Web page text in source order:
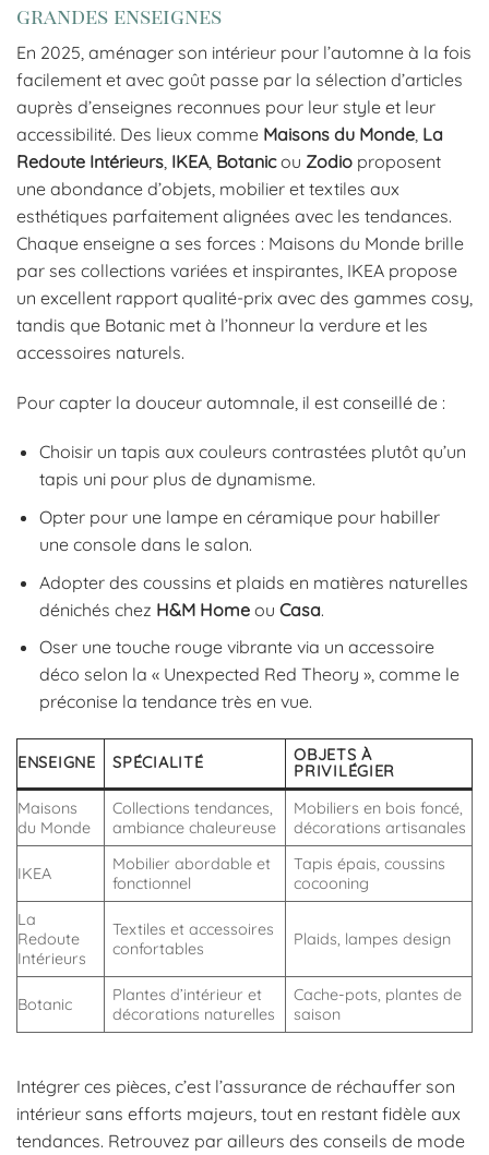
grandes enseignes
En 2025, aménager son intérieur pour l’automne à la fois
facilement et avec goût passe par la sélection d’articles
auprès d’enseignes reconnues pour leur style et leur
accessibilité. Des lieux comme Maisons du Monde La
Redoute Intérieurs IKEA, Botanicou Zodio proposent
une abondance d’objets, mobilier et textiles aux
esthétiques parfaitement alignées avec les tendances.
Chaque enseigne a ses forces : Maisons du Monde brille
par ses collections variées et inspirantes, IKEA propose
un excellent rapport qualité-prix avec des gammes cosy,
tandis que Botanic met à l’honneur la verdure et les
accessoires naturels.
Pour capter la douceur automnale, il est conseillé de :
Choisir un tapis aux couleurs contrastées plutôt qu’un
tapis uni pour plus de dynamisme.
Opter pour une lampe en céramique pour habiller
une console dans le salon.
Adopter des coussins et plaids en matières naturelles
dénichés chez H&M Homeou Casa.
Oser une touche rouge vibrante via un accessoire
déco selon la « Unexpected Red Theory », comme le
préconise la tendance très en vue.
ENSEIGNE SPÉCIALITÉ
OBJETS À
PRIVILÉGIER
Maisons
du Monde
Collections tendances,
ambiance chaleureuse
Mobiliers en bois foncé,
décorations artisanales
IKEA
Mobilier abordable et
fonctionnel
Tapis épais, coussins
cocooning
La
Redoute
Intérieurs
Textiles et accessoires
confortables
Plaids, lampes design
Botanic
Plantes d’intérieur et
décorations naturelles
Cache-pots, plantes de
saison
Intégrer ces pièces, c’est l’assurance de réchauffer son
intérieur sans efforts majeurs, tout en restant fidèle aux
tendances. Retrouvez par ailleurs des conseils de mode